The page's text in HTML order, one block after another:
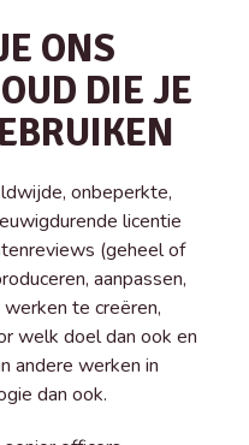
ONS
DIE JE
onbeperkte,
licentie
(geheel of
aanpassen,
te creëren,
welk doel dan ook en
andere werken in
dan ook.